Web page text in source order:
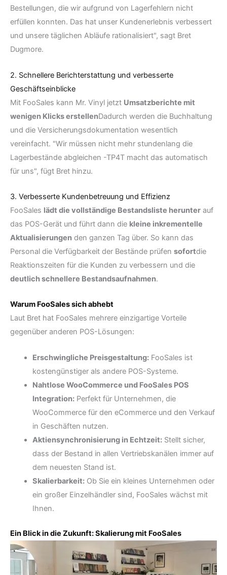
Bestellungen, die wir aufgrund von Lagerfehlern nicht
erfüllen konnten. Das hat unser Kundenerlebnis verbessert
und unsere täglichen Abläufe rationalisiert", sagt Bret
Dugmore.
2. Schnellere Berichterstattung und verbesserte
Geschäftseinblicke
Mit FooSales kann Mr. Vinyl jetzt Umsatzberichte mit
wenigen Klicks erstellenDadurch werden die Buchhaltung
und die Versicherungsdokumentation wesentlich
vereinfacht. "Wir müssen nicht mehr stundenlang die
Lagerbestände abgleichen -TP4T macht das automatisch
für uns", fügt Bret hinzu.
3. Verbesserte Kundenbetreuung und Effizienz
FooSales lädt die vollständige Bestandsliste herunter auf
das POS-Gerät und führt dann die kleine inkrementelle
Aktualisierungen den ganzen Tag über. So kann das
Personal die Verfügbarkeit der Bestände prüfen sofortdie
Reaktionszeiten für die Kunden zu verbessern und die
deutlich schnellere Bestandsaufnahmen.
Warum FooSales sich abhebt
Laut Bret hat FooSales mehrere einzigartige Vorteile
gegenüber anderen POS-Lösungen:
Erschwingliche Preisgestaltung:FooSales ist
kostengünstiger als andere POS-Systeme.
Nahtlose WooCommerce und FooSales POS
Integration:Perfekt für Unternehmen, die
WooCommerce für den eCommerce und den Verkauf
in Geschäften nutzen.
Aktiensynchronisierung in Echtzeit:Stellt sicher,
dass der Bestand in allen Vertriebskanälen immer auf
dem neuesten Stand ist.
Skalierbarkeit:Ob Sie ein kleines Unternehmen oder
ein großer Einzelhändler sind, FooSales wächst mit
Ihnen.
Ein Blick in die Zukunft: Skalierung mit FooSales